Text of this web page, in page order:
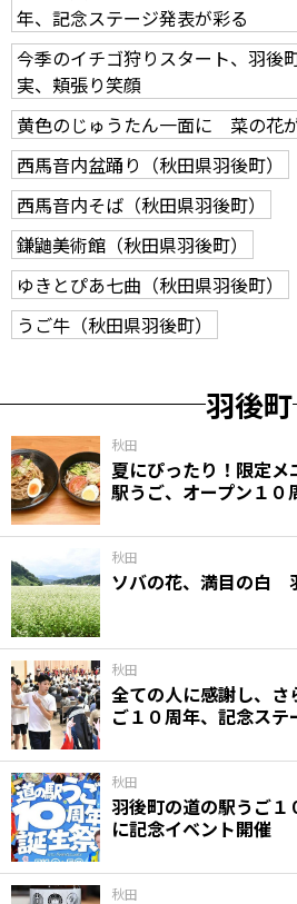
年、記念ステージ発表が彩る
今季のイチゴ狩りスタート、羽
実、頬張り笑顔
黄色のじゅうたん一面に 菜の花
西馬音内盆踊り（秋田県羽後町）
西馬音内そば（秋田県羽後町）
鎌鼬美術館（秋田県羽後町）
ゆきとぴあ七曲（秋田県羽後町）
うご牛（秋田県羽後町）
羽後町
秋田
夏にぴったり！限定
駅うご、オープン１０
秋田
ソバの花、満目の白
秋田
全ての人に感謝し、
ご１０周年、記念ステ
秋田
羽後町の道の駅うご
に記念イベント開催
秋田